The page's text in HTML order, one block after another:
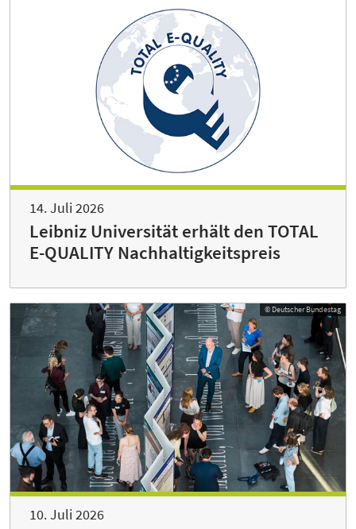
14. Juli 2026
Leibniz Universität erhält den TOTAL
E-QUALITY Nachhaltigkeitspreis
© Deutscher Bundestag
10. Juli 2026